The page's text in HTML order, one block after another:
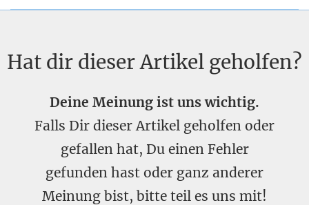
Hat dir dieser Artikel geholfen?
Deine Meinung ist uns wichtig.
Falls Dir dieser Artikel geholfen oder
gefallen hat, Du einen Fehler
gefunden hast oder ganz anderer
Meinung bist, bitte teil es uns mit!